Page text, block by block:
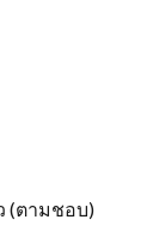
(ตามชอบ)